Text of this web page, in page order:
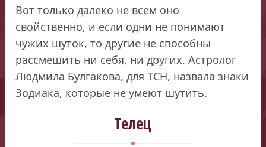
Вот только далеко не всем оно
свойственно, и если одни не понимают
чужих шуток, то другие не способны
рассмешить ни себя, ни других. Астролог
Людмила Булгакова, для ТСН, назвала знаки
Зодиака, которые не умеют шутить.
Телец